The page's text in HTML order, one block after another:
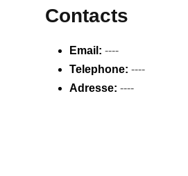
Contacts
Email: ----
Telephone: ----
Adresse: ----